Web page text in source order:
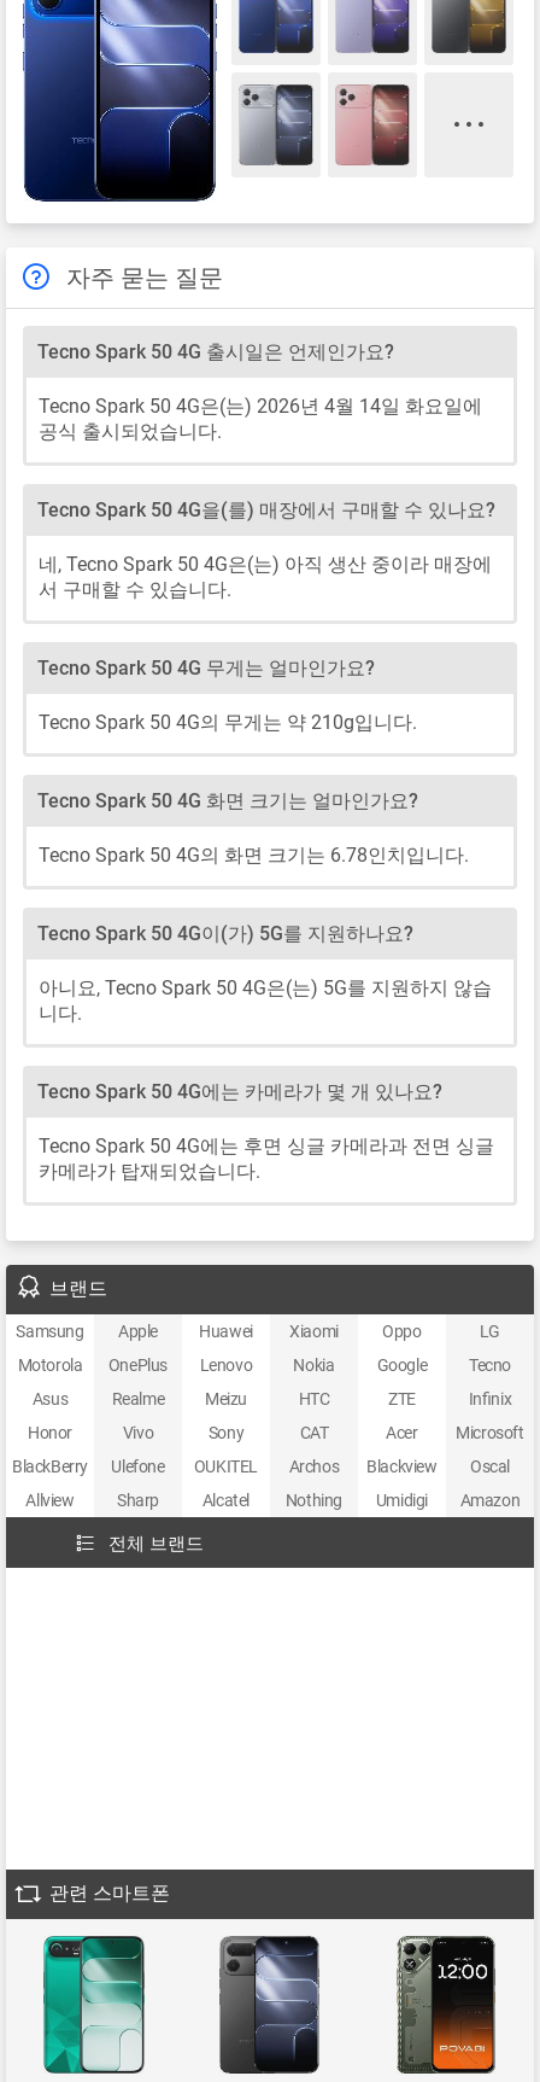
자주 묻는 질문
Tecno Spark 50 4G 출시일은 언제인가요?
Tecno Spark 50 4G은(는) 2026년 4월 14일 화요일에
공식 출시되었습니다.
Tecno Spark 50 4G을(를) 매장에서 구매할 수 있나요?
네, Tecno Spark 50 4G은(는) 아직 생산 중이라 매장에
서 구매할 수 있습니다.
Tecno Spark 50 4G 무게는 얼마인가요?
Tecno Spark 50 4G의 무게는 약 210g입니다.
Tecno Spark 50 4G 화면 크기는 얼마인가요?
Tecno Spark 50 4G의 화면 크기는 6.78인치입니다.
Tecno Spark 50 4G이(가) 5G를 지원하나요?
아니요, Tecno Spark 50 4G은(는) 5G를 지원하지 않습
니다.
Tecno Spark 50 4G에는 카메라가 몇 개 있나요?
Tecno Spark 50 4G에는 후면 싱글 카메라과 전면 싱글
카메라가 탑재되었습니다.
브랜드
Samsung Apple Huawei Xiaomi Oppo
LG
Motorola
OnePlus Lenovo Nokia Google
Tecno
Asus
Realme Meizu HTC ZTE
Infinix
Honor
Vivo Sony CAT Acer
Microsoft
BlackBerry
Ulefone OUKITEL Archos Blackview
Oscal
Allview
Sharp Alcatel Nothing Umidigi Amazon
전체 브랜드
관련 스마트폰